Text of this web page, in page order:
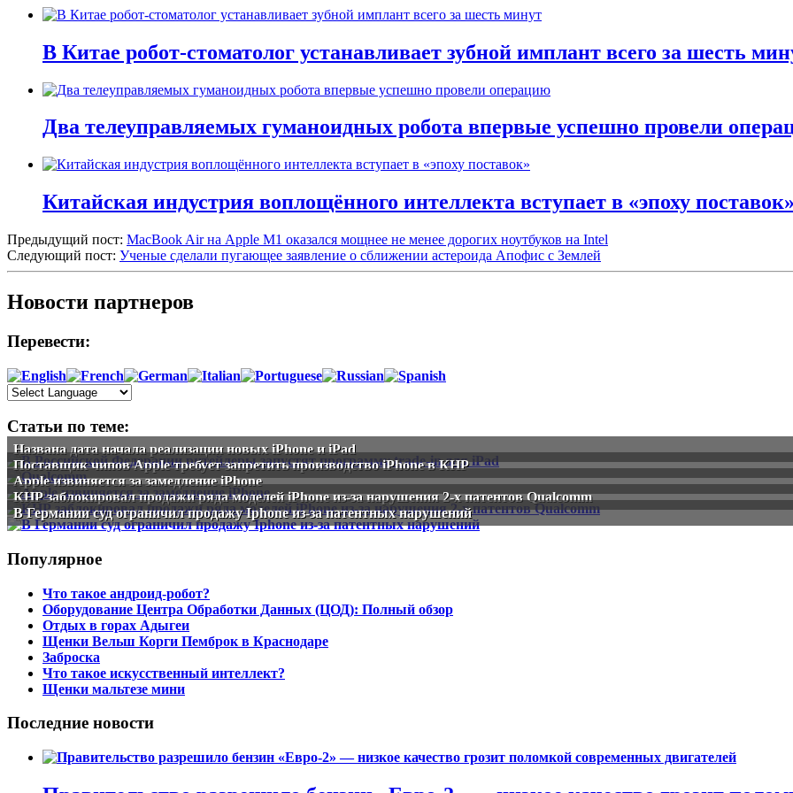
В Китае робот-стоматолог устанавливает зубной имплант всего за шесть
Два телеуправляемых гуманоидных робота впервые успешно провели
Китайская индустрия воплощённого интеллекта вступает в «эпоху поставок»
Предыдущий пост: MacBook Air на Apple M1 оказался мощнее не менее дорогих ноутбуков на Intel
Следующий пост: Ученые сделали пугающее заявление о сближении астероида Апофис с Землей
Новости партнеров
Перевести:
Статьи по теме:
Названа дата начала реализации новых iPhone и iPad
Поставщик чипов Apple требует запретить производство iPhone в КНР
Apple извиняется за замедление iPhone
КНР заблокировал продажи ряда моделей iPhone из-за нарушения 2-х патентов Qualcomm
В Германии суд ограничил продажу Iphone из-за патентных нарушений
Популярное
Что такое андроид-робот?
Оборудование Центра Обработки Данных (ЦОД): Полный обзор
Отдых в горах Адыгеи
Щенки Вельш Корги Пемброк в Краснодаре
Заброска
Что такое искусственный интеллект?
Щенки мальтезе мини
Последние новости